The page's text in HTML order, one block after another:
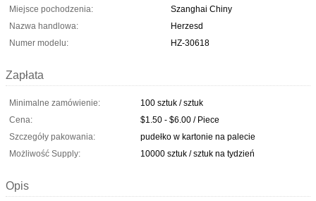
Miejsce pochodzenia:
Szanghai Chiny
Nazwa handlowa:
Herzesd
Numer modelu:
HZ-30618
Zapłata
Minimalne zamówienie:
100 sztuk / sztuk
Cena:
$1.50 - $6.00 / Piece
Szczegóły pakowania:
pudełko w kartonie na palecie
Możliwość Supply:
10000 sztuk / sztuk na tydzień
Opis